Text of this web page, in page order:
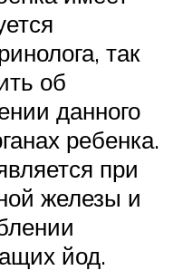
так
об
данного
ребенка.
при
железы и
йод.